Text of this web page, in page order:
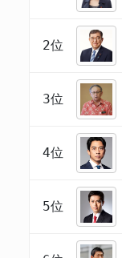
2位
3位
4位
5位